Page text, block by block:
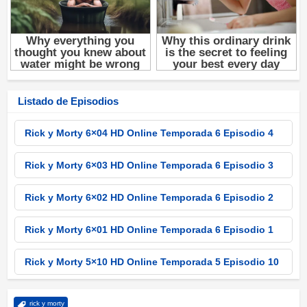
Listado de Episodios
Rick y Morty 6×04 HD Online Temporada 6 Episodio 4
Rick y Morty 6×03 HD Online Temporada 6 Episodio 3
Rick y Morty 6×02 HD Online Temporada 6 Episodio 2
Rick y Morty 6×01 HD Online Temporada 6 Episodio 1
Rick y Morty 5×10 HD Online Temporada 5 Episodio 10
Rick y Morty 5×09 HD Online Temporada 5 Episodio 9
rick y morty